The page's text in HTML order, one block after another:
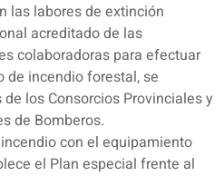
las labores de extinción
acreditado de las
colaboradoras para efectuar
de incendio forestal, se
los Consorcios Provinciales y
de Bomberos.
con el equipamiento
el Plan especial frente al